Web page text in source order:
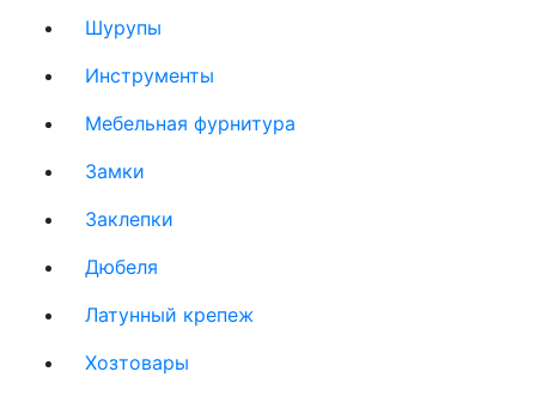
Шурупы
Инструменты
Мебельная фурнитура
Замки
Заклепки
Дюбеля
Латунный крепеж
Хозтовары